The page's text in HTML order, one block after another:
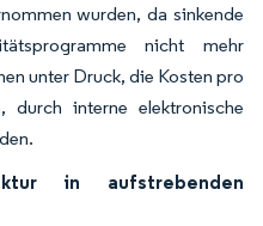
wurden, da sinkende
nicht mehr
unter Druck, die Kosten pro
durch interne elektronische
in aufstrebenden